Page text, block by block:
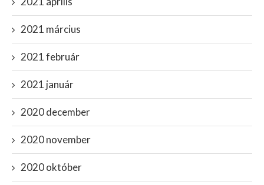
2021 március
2021 február
2021 január
2020 december
2020 november
2020 október